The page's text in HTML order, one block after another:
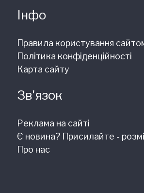
Інфо
Правила користування
Політика конфіденційності
Карта сайту
Зв'язок
Реклама на сайті
Є новина? Присилайте -
Про нас